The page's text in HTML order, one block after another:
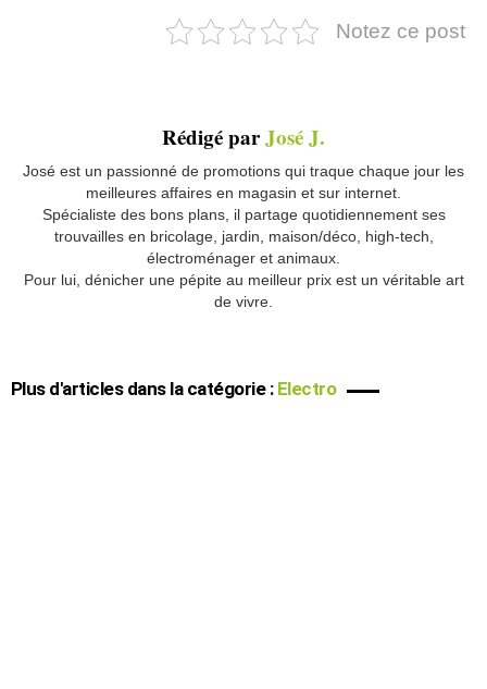
Notez ce post
Rédigé parJosé J.
José est un passionné de promotions qui traque chaque jour les
meilleures affaires en magasin et sur internet.
Spécialiste des bons plans, il partage quotidiennement ses
trouvailles en bricolage, jardin, maison/déco, high-tech,
électroménager et animaux.
Pour lui, dénicher une pépite au meilleur prix est un véritable art
de vivre.
Plus d'articles dans la catégorie : Electro